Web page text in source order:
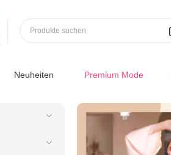
Produkte suchen
Neuheiten Premium Mode